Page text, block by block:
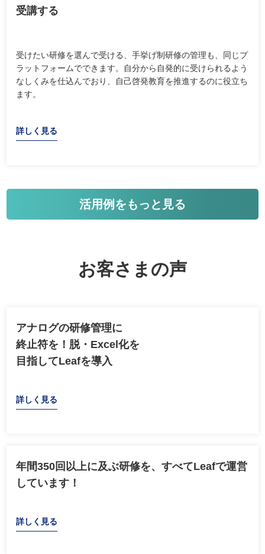
受講する
受けたい研修を選んで受ける、手挙げ制研修の管理も、同じプ
ラットフォームでできます。自分から自発的に受けられるよう
なしくみを仕込んでおり、自己啓発教育を推進するのに役立ち
ます。
詳しく見る
活用例をもっと見る
お客さまの声
アナログの研修管理に
終止符を！脱・Excel化を
目指してLeafを導入
詳しく見る
年間350回以上に及ぶ研修を、すべてLeafで運営
しています！
詳しく見る